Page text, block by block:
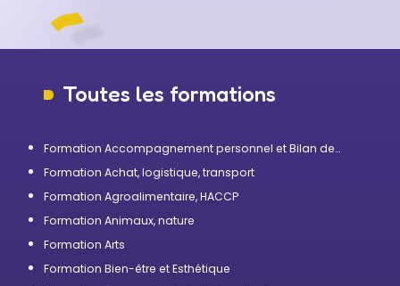
Toutes les formations
Formation Accompagnement personnel et Bilan de
Formation Achat, logistique, transport
Formation Agroalimentaire, HACCP
Formation Animaux, nature
Formation Arts
Formation Bien-être et Esthétique